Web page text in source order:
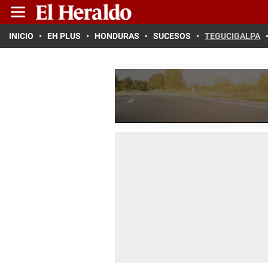
INICIO EH PLUS HONDURAS SUCESOS TEGUCIGALPA